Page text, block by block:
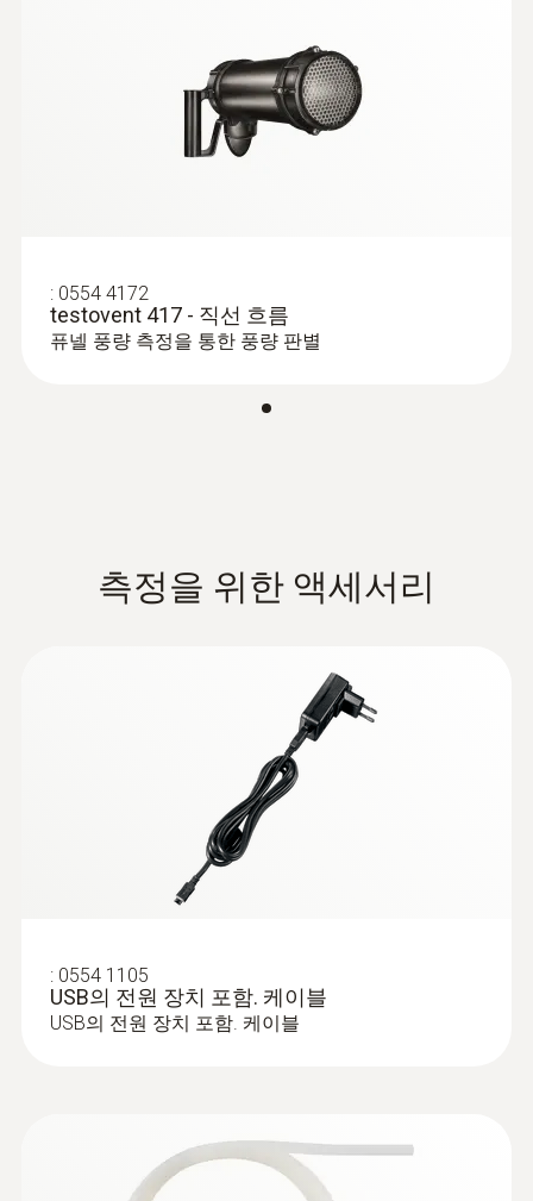
: 0560 1115
testo 805i - 적외선 온도 측정기(스마트
: 0554 4172
testovent 417 - 직선 흐름
퓨넬 풍량 측정을 통한 풍량 판별
측정을 위한 액세서리
: 0554 1105
USB의 전원 장치 포함. 케이블
USB의 전원 장치 포함. 케이블